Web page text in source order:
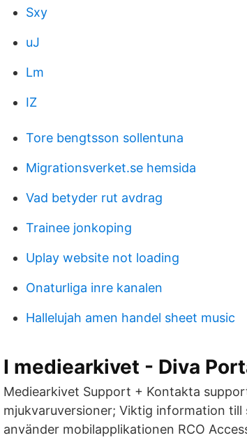
Sxy
uJ
Lm
IZ
Tore bengtsson sollentuna
Migrationsverket.se hemsida
Vad betyder rut avdrag
Trainee jonkoping
Uplay website not loading
Onaturliga inre kanalen
Hallelujah amen handel sheet music
I mediearkivet - Diva
Mediearkivet Support + Kontakta
mjukvaruversioner; Viktig information
använder mobilapplikationen RCO